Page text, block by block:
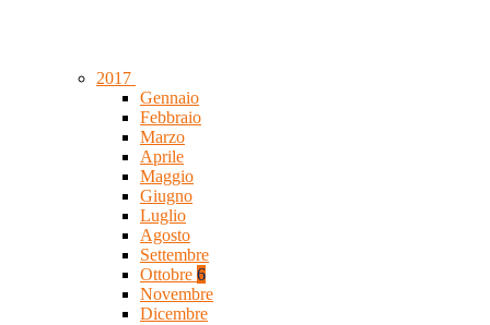
2017
Gennaio
Febbraio
Marzo
Aprile
Maggio
Giugno
Luglio
Agosto
Settembre
Ottobre 6
Novembre
Dicembre